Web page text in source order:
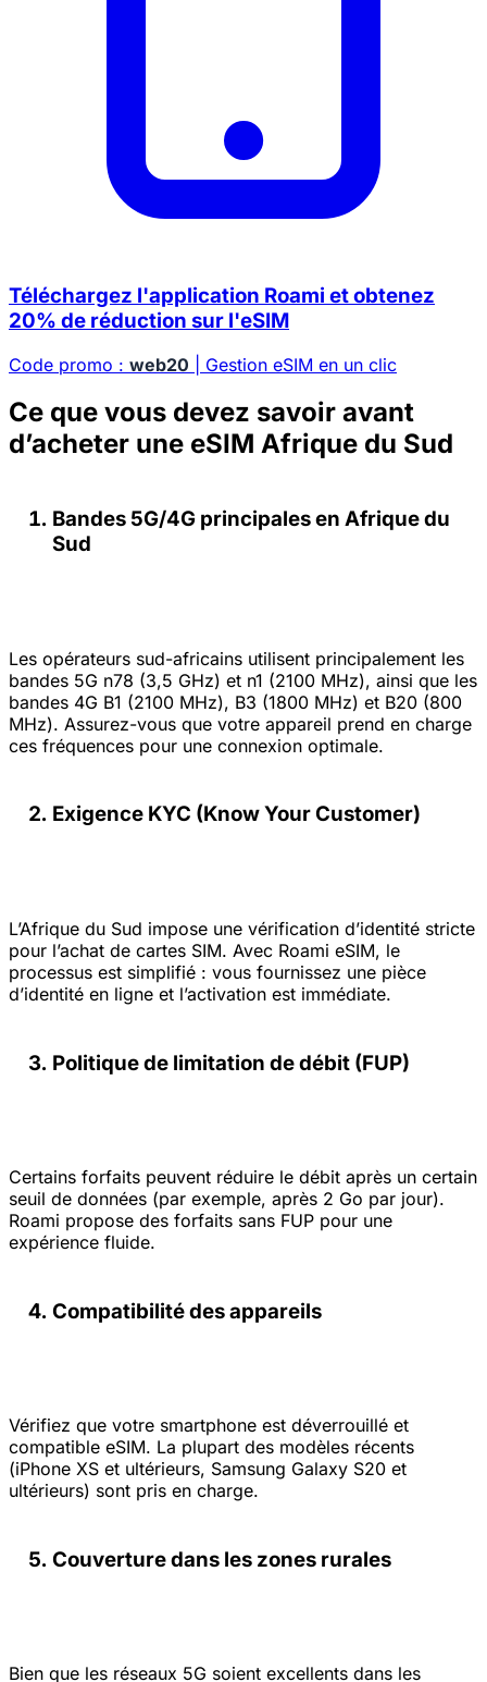
Téléchargez l'application Roami et obtenez
20% de réduction sur l'eSIM
Code promo : web20 | Gestion eSIM en un clic
Ce que vous devez savoir avant
d’acheter une eSIM Afrique du Sud
Bandes 5G/4G principales en Afrique du
Sud
Les opérateurs sud-africains utilisent principalement les
bandes 5G n78 (3,5 GHz) et n1 (2100 MHz), ainsi que les
bandes 4G B1 (2100 MHz), B3 (1800 MHz) et B20 (800
MHz). Assurez-vous que votre appareil prend en charge
ces fréquences pour une connexion optimale.
Exigence KYC (Know Your Customer)
L’Afrique du Sud impose une vérification d’identité stricte
pour l’achat de cartes SIM. Avec Roami eSIM, le
processus est simplifié : vous fournissez une pièce
d’identité en ligne et l’activation est immédiate.
Politique de limitation de débit (FUP)
Certains forfaits peuvent réduire le débit après un certain
seuil de données (par exemple, après 2 Go par jour).
Roami propose des forfaits sans FUP pour une
expérience fluide.
Compatibilité des appareils
Vérifiez que votre smartphone est déverrouillé et
compatible eSIM. La plupart des modèles récents
(iPhone XS et ultérieurs, Samsung Galaxy S20 et
ultérieurs) sont pris en charge.
Couverture dans les zones rurales
Bien que les réseaux 5G soient excellents dans les